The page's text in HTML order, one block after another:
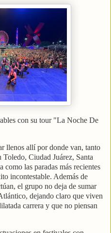
con su tour "La Noche De
llenos allí por donde van, tanto
Ciudad Juárez, Santa
las paradas más recientes
incontestable. Además de
el grupo no deja de sumar
dejando claro que viven
carrera y que no piensan